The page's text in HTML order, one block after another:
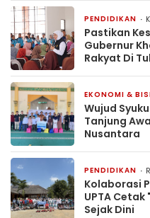
PENDIDIKAN
Pastikan
Gubernur
Rakyat Di
EKONOMI &
Wujud
Tanjung
Nusantara
PENDIDIKAN
Kolaborasi
UPTA
Sejak Dini